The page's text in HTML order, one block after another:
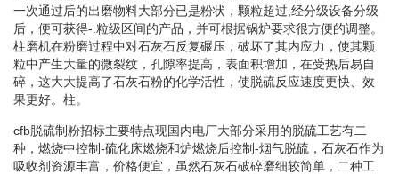
一次通过后的出磨物料大部分已是粉状，颗粒超过,经分级设备分级
后，便可获得-.粒级区间的产品，并可根据锅炉要求很方便的调整。
柱磨机在粉磨过程中对石灰石反复碾压，破坏了其内应力，使其颗
粒中产生大量的微裂纹，孔隙率提高，表面积增加，在受热后易自
碎，这大大提高了石灰石粉的化学活性，使脱硫反应速度更快、效
果更好。柱。
cfb脱硫制粉招标主要特点现国内电厂大部分采用的脱硫工艺有二
种，燃烧中控制-硫化床燃烧和炉燃烧后控制-烟气脱硫，石灰石作为
吸收剂资源丰富，价格便宜，虽然石灰石破碎磨细较简单，二种工